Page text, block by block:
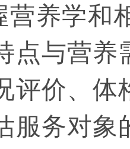
营养学和
点与营养
评价、体
服务对象